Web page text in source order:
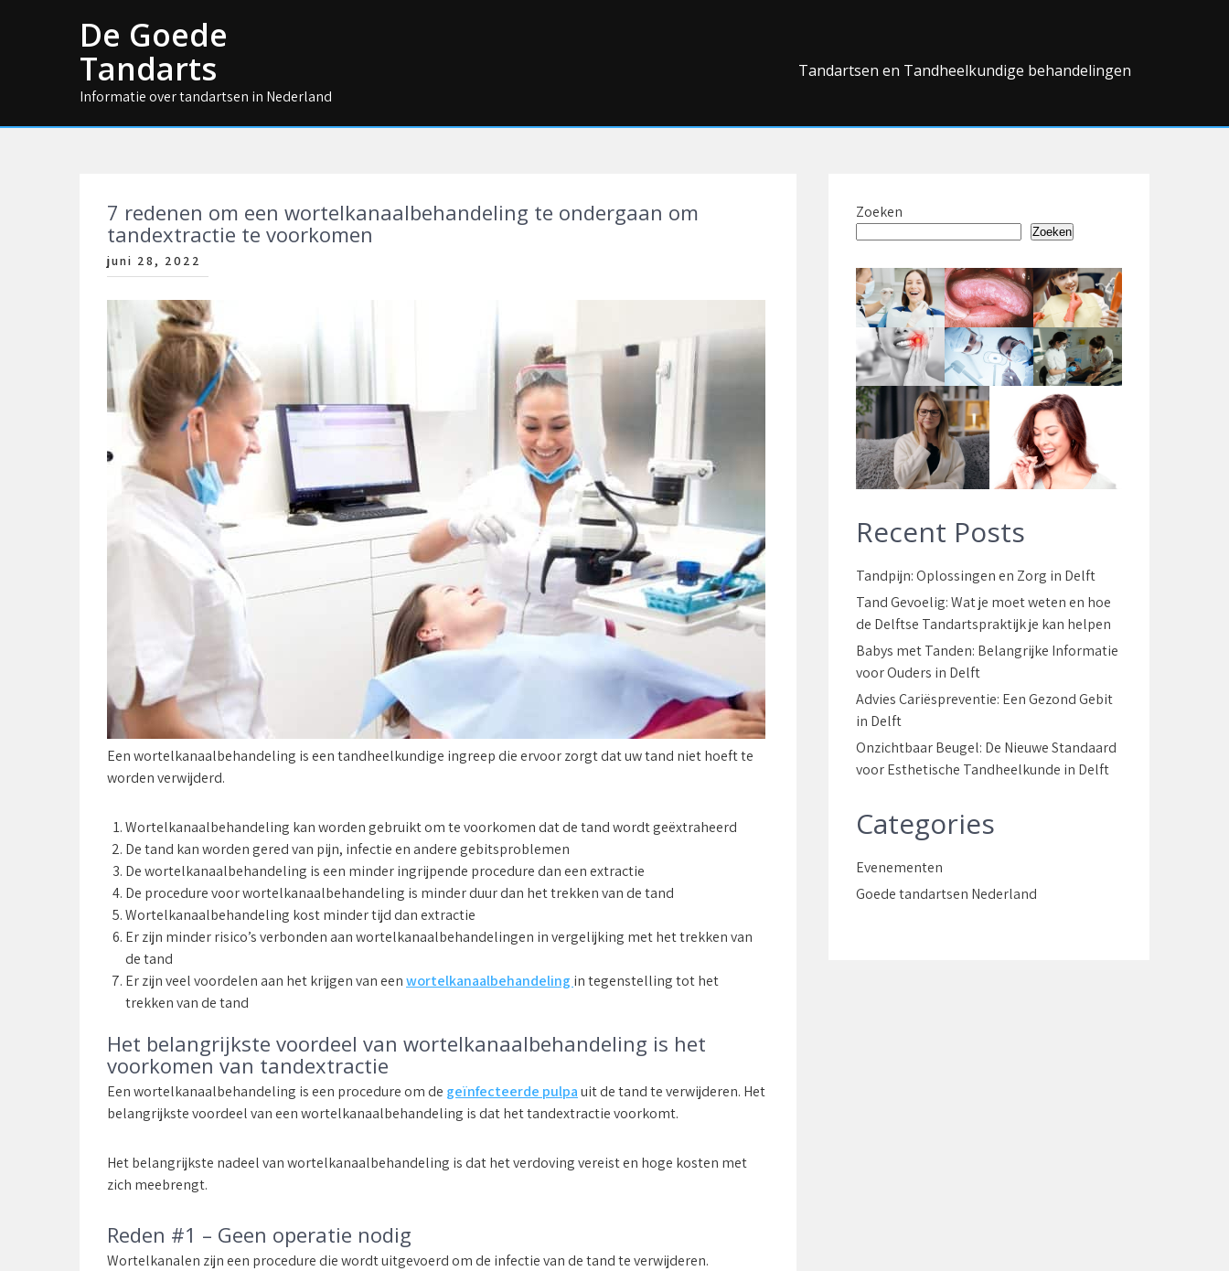
De Goede
Tandarts
Informatie over tandartsen in Nederland
Tandartsen en Tandheelkundige behandelingen
7 redenen om een wortelkanaalbehandeling te ondergaan om
tandextractie te voorkomen
juni 28, 2022
Een wortelkanaalbehandeling is een tandheelkundige ingreep die ervoor zorgt dat uw tand niet hoeft te
worden verwijderd.
Wortelkanaalbehandeling kan worden gebruikt om te voorkomen dat de tand wordt geëxtraheerd
De tand kan worden gered van pijn, infectie en andere gebitsproblemen
De wortelkanaalbehandeling is een minder ingrijpende procedure dan een extractie
De procedure voor wortelkanaalbehandeling is minder duur dan het trekken van de tand
Wortelkanaalbehandeling kost minder tijd dan extractie
Er zijn minder risico’s verbonden aan wortelkanaalbehandelingen in vergelijking met het trekken van
de tand
Er zijn veel voordelen aan het krijgen van eenwortelkanaalbehandeling in tegenstelling tot het
trekken van de tand
Het belangrijkste voordeel van wortelkanaalbehandeling is het
voorkomen van tandextractie
Een wortelkanaalbehandeling is een procedure om de geïnfecteerde pulpauit de tand te verwijderen. Het
belangrijkste voordeel van een wortelkanaalbehandeling is dat het tandextractie voorkomt.
Het belangrijkste nadeel van wortelkanaalbehandeling is dat het verdoving vereist en hoge kosten met
zich meebrengt.
Reden #1 – Geen operatie nodig
Wortelkanalen zijn een procedure die wordt uitgevoerd om de infectie van de tand te verwijderen.
Zoeken
Zoeken
Recent Posts
Tandpijn: Oplossingen en Zorg in Delft
Tand Gevoelig: Wat je moet weten en hoe
de Delftse Tandartspraktijk je kan helpen
Babys met Tanden: Belangrijke Informatie
voor Ouders in Delft
Advies Cariëspreventie: Een Gezond Gebit
in Delft
Onzichtbaar Beugel: De Nieuwe Standaard
voor Esthetische Tandheelkunde in Delft
Categories
Evenementen
Goede tandartsen Nederland